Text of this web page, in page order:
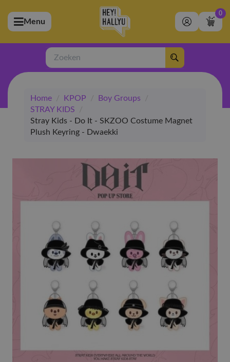
(Artiesten)
(Merchandise)
(Exclusive)
(Winkel)
Menu
0
Zoeken
Home / KPOP / Boy Groups
/
STRAY KIDS
/
Stray Kids - Do It - SKZOO Costume Magnet
Plush Keyring - Dwaekki